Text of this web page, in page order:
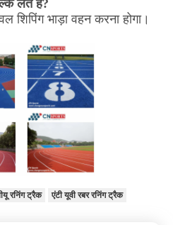
लेते हैं?
शिपिंग भाड़ा वहन करना होगा।
रनिंग ट्रैक एंटी यूवी रबर रनिंग ट्रैक